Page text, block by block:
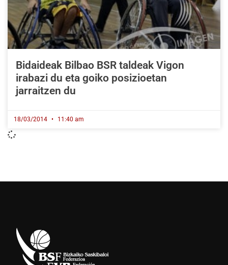
Bidaideak Bilbao BSR taldeak Vigon
irabazi du eta goiko posizioetan
jarraitzen du
18/03/2014 11:40 am